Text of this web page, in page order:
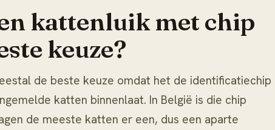
kattenluik met chip
keuze?
de beste keuze omdat het de identificatiechip
katten binnenlaat. In België is die chip
de meeste katten er een, dus een aparte